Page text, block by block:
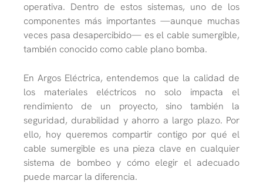
operativa. Dentro de estos sistemas, uno de los
componentes más importantes —aunque muchas
veces pasa desapercibido— es el cable sumergible,
también conocido como cable plano bomba.
En Argos Eléctrica, entendemos que la calidad de
los materiales eléctricos no solo impacta el
rendimiento de un proyecto, sino también la
seguridad, durabilidad y ahorro a largo plazo. Por
ello, hoy queremos compartir contigo por qué el
cable sumergible es una pieza clave en cualquier
sistema de bombeo y cómo elegir el adecuado
puede marcar la diferencia.